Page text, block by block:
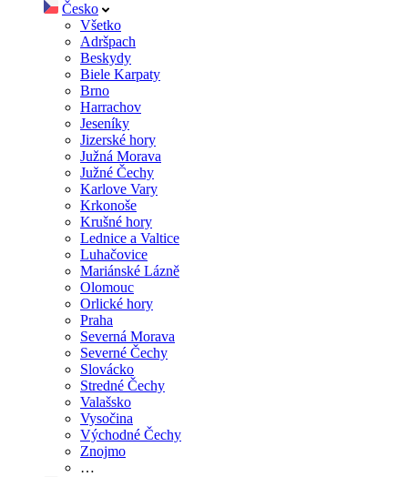
Česko
Všetko
Adršpach
Beskydy
Biele Karpaty
Brno
Harrachov
Jeseníky
Jizerské hory
Južná Morava
Južné Čechy
Karlove Vary
Krkonoše
Krušné hory
Lednice a Valtice
Luhačovice
Mariánské Lázně
Olomouc
Orlické hory
Praha
Severná Morava
Severné Čechy
Slovácko
Stredné Čechy
Valašsko
Vysočina
Východné Čechy
Znojmo
…